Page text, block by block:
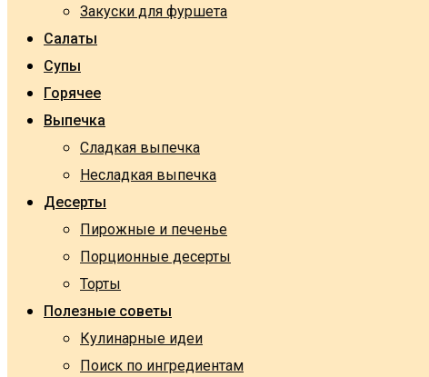
Закуски для фуршета
Салаты
Супы
Горячее
Выпечка
Сладкая выпечка
Несладкая выпечка
Десерты
Пирожные и печенье
Порционные десерты
Торты
Полезные советы
Кулинарные идеи
Поиск по ингредиентам